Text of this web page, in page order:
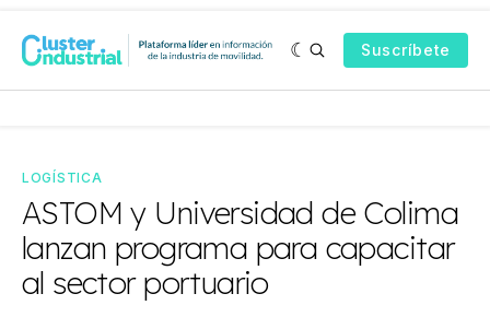
Suscríbete
LOGÍSTICA
ASTOM y Universidad de Colima
lanzan programa para capacitar
al sector portuario